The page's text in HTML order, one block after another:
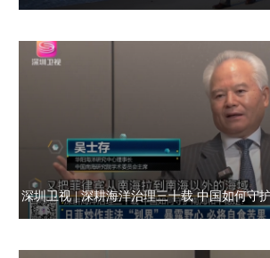
深圳卫视 | 深耕海洋治理三十载 中国如何守